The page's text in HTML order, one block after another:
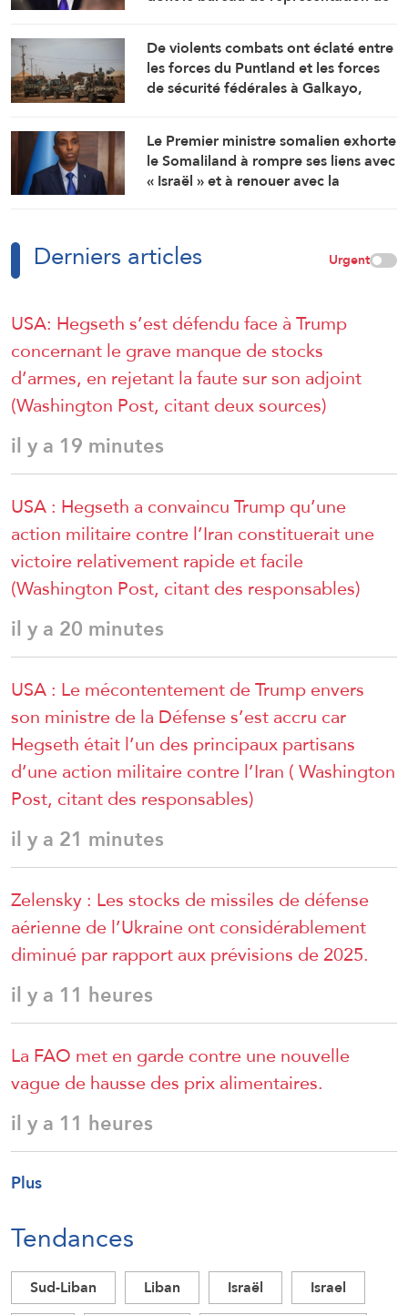
Cameroun
De violents combats ont éclaté entre
les forces du Puntland et les forces
de sécurité fédérales à Galkayo,
Le Premier ministre somalien exhorte
le Somaliland à rompre ses liens avec
« Israël » et à renouer avec la
Derniers articles Urgent
USA: Hegseth s’est défendu face à Trump
concernant le grave manque de stocks
d’armes, en rejetant la faute sur son adjoint
(Washington Post, citant deux sources)
il y a 19 minutes
USA : Hegseth a convaincu Trump qu’une
action militaire contre l’Iran constituerait une
victoire relativement rapide et facile
(Washington Post, citant des responsables)
il y a 20 minutes
USA : Le mécontentement de Trump envers
son ministre de la Défense s’est accru car
Hegseth était l’un des principaux partisans
d’une action militaire contre l’Iran ( Washington
Post, citant des responsables)
il y a 21 minutes
Zelensky : Les stocks de missiles de défense
aérienne de l’Ukraine ont considérablement
diminué par rapport aux prévisions de 2025.
il y a 11 heures
La FAO met en garde contre une nouvelle
vague de hausse des prix alimentaires.
il y a 11 heures
Plus
Tendances
Sud-Liban Liban Israël
Israel